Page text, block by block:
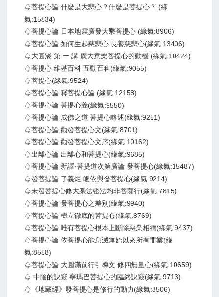
♤菩提心論 什麼是大悲心？什麼是菩提心？ (緣
氣:15834)
♤菩提心論 日本地震廣發大乘菩提心 (緣氣:8906)
♤菩提心論 如何生起慈悲心 長養慈悲心(緣氣:13406)
♤大圓滿 第 一 講 廣大意樂菩提心的動機 (緣氣:10424)
♤菩提心 維基百科 互動百科(緣氣:9055)
♤菩提心(緣氣:9524)
♤菩提心論 釋菩提心論 (緣氣:12158)
♤菩提心論 菩提心義(緣氣:9550)
♤菩提心論 成佛之道 菩提心略述(緣氣:9251)
♤菩提心論 勸發菩提心文(緣氣:8701)
♤菩提心論 勸發菩提心文序(緣氣:10162)
♤出離心論 出離心和菩提心(緣氣:9685)
♤菩提心論 新譯·菩提道次第廣論 發菩提心(緣氣:15487)
♤發菩提論 了義炬 皈依與發菩提心(緣氣:9214)
♤未發菩提心修大乘法密法均非菩薩行(緣氣:7815)
♤菩提心論 發菩提心之差別(緣氣:9940)
♤菩提心論 樹立徹底的菩提心(緣氣:8769)
♤菩提心論 唯有菩提心根本上斷除惡業相續(緣氣:9437)
♤菩提心論 依菩提心能息滅無始以來所有罪業(緣
氣:8558)
♤菩提心論 大圓滿前行引導文 修四無量心(緣氣:10659)
♤ 中陰的訣竅 寧瑪巴菩提心的臨終訣竅(緣氣:9713)
♤《地藏經》發菩提心是修行的動力(緣氣:8506)